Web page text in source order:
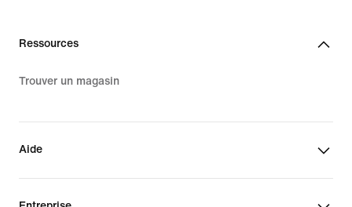
Ressources
Trouver un magasin
Aide